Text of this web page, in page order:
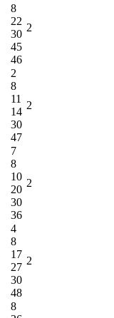
8
22
30
45
46
2
2
8
11
14
30
47
2
7
8
10
20
30
36
2
4
8
17
27
30
48
2
8